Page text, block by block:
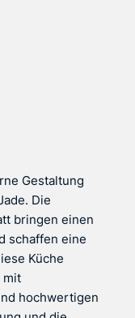
Gestaltung
Die
bringen einen
schaffen eine
Küche
mit
hochwertigen